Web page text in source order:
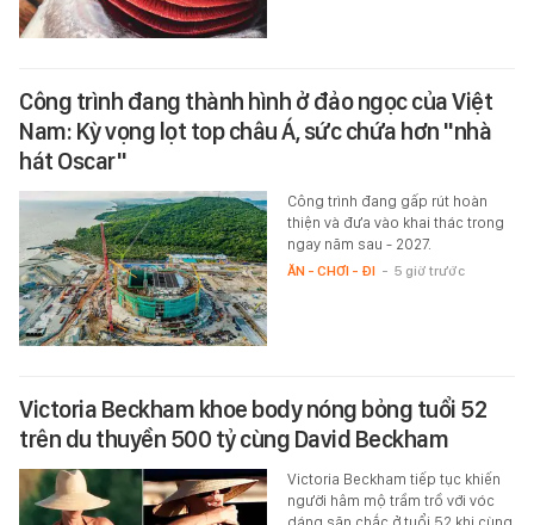
Công trình đang thành hình ở đảo ngọc của Việt
Nam: Kỳ vọng lọt top châu Á, sức chứa hơn "nhà
hát Oscar"
Công trình đang gấp rút hoàn
thiện và đưa vào khai thác trong
ngay năm sau - 2027.
ĂN - CHƠI - ĐI - 5 giờ trước
Victoria Beckham khoe body nóng bỏng tuổi 52
trên du thuyền 500 tỷ cùng David Beckham
Victoria Beckham tiếp tục khiến
người hâm mộ trầm trồ với vóc